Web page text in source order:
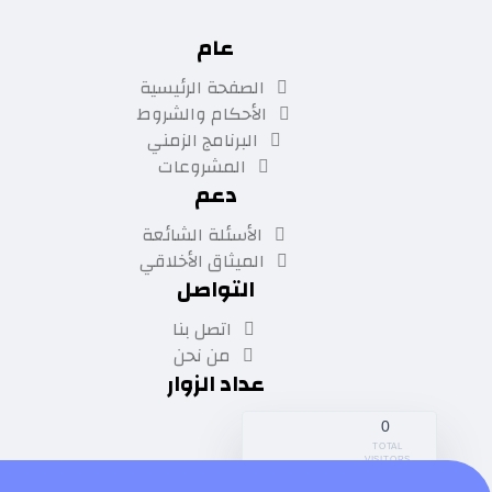
عام
الصفحة الرئيسية
الأحكام والشروط
البرنامج الزمني
المشروعات
دعم
الأسئلة الشائعة
الميثاق الأخلاقي
التواصل
اتصل بنا
من نحن
عداد الزوار
0
TOTAL
VISITORS